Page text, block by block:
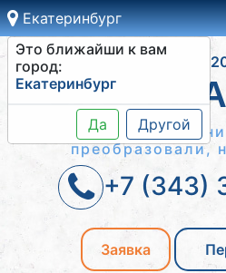
Екатеринбург
Это ближайши к вам
город:
Екатеринбург
Да Другой
Работаем с
Шкафы
преобразовали,
+7 (343)
Заявка